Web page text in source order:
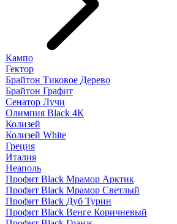
Кампо
Гектор
Брайтон Тиковое Дерево
Брайтон Графит
Сенатор Лучи
Олимпия Black 4К
Колизей
Колизей White
Греция
Италия
Неаполь
Профит Black Мрамор Арктик
Профит Black Мрамор Светлый
Профит Black Дуб Турин
Профит Black Венге Коричневый